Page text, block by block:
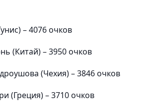
– 4076 очков
(Китай) – 3950 очков
(Чехия) – 3846 очков
(Греция) – 3710 очков